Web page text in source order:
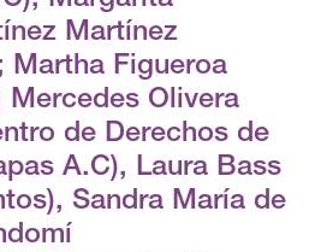
Martínez
Martha Figueroa
Mercedes Olivera
de Derechos de
A.C), Laura Bass
Sandra María de